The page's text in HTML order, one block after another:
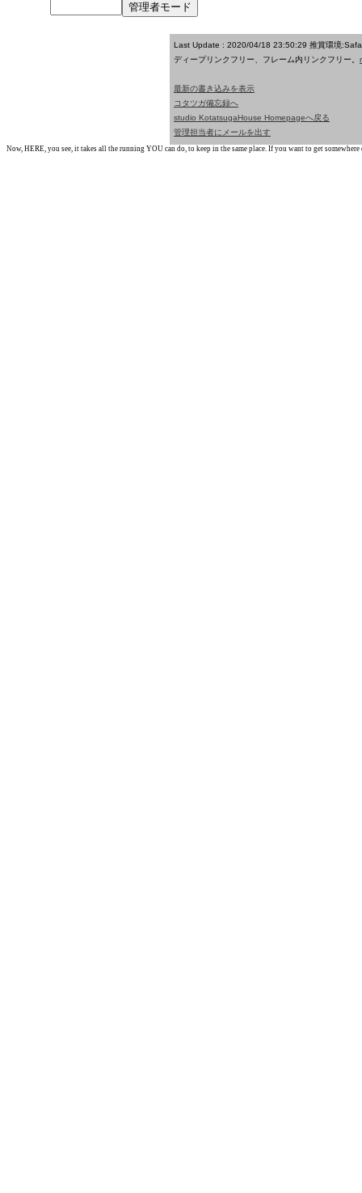
Last Update : 2020/04/18 23:50:29 推賞環境
ディープリンクフリー、フレーム内リンクフリー。
最新の書き込みを表示
コタツガ備忘録へ
studio KotatsugaHouse Homepageへ戻る
管理担当者にメールを出す
Now, HERE, you see, it takes all the running YOU can do, to keep in the same place. If you want to get